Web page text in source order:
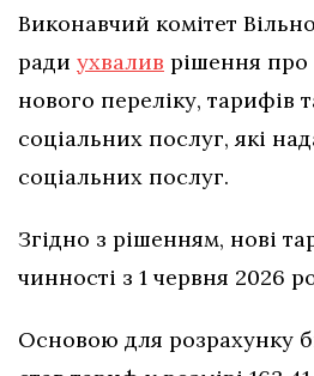
Виконавчий комітет
ради ухвалив рішення про
нового переліку, тарифів
соціальних послуг, які
соціальних послуг.
Згідно з рішенням, нові
чинності з 1 червня 2026
Основою для розрахунку